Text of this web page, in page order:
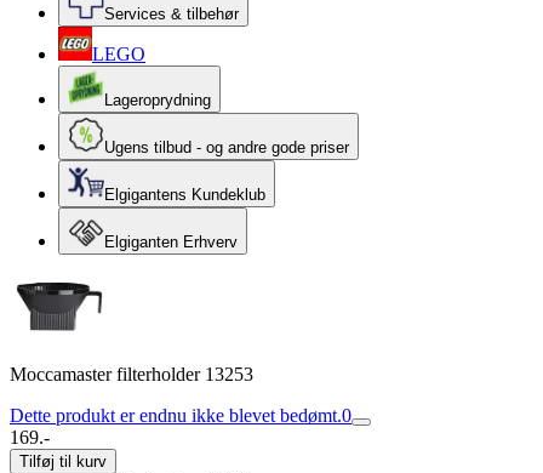
Services & tilbehør
LEGO
Lageroprydning
Ugens tilbud - og andre gode priser
Elgigantens Kundeklub
Elgiganten Erhverv
Moccamaster filterholder 13253
Dette produkt er endnu ikke blevet bedømt.0
169.-
Tilføj til kurv